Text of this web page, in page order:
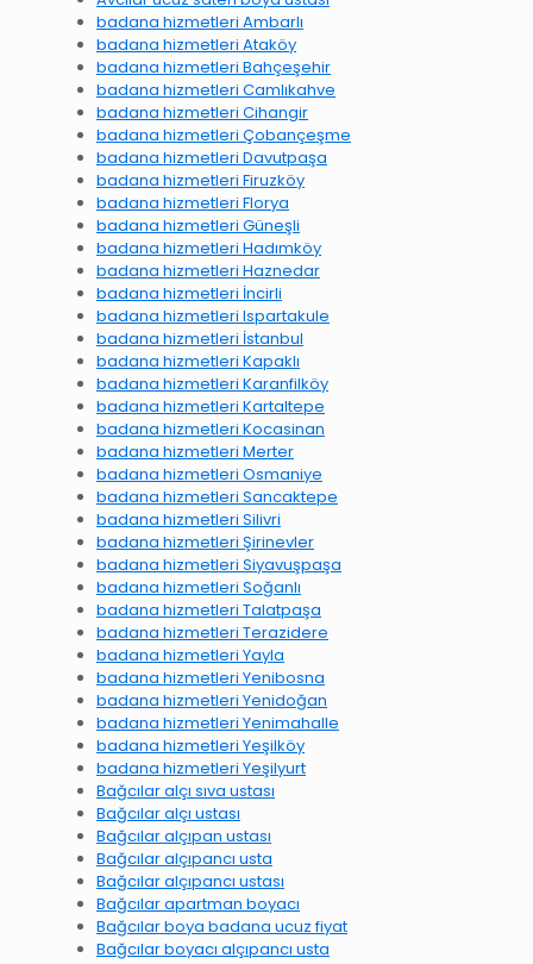
badana hizmetleri Ambarlı
badana hizmetleri Ataköy
badana hizmetleri Bahçeşehir
badana hizmetleri Camlıkahve
badana hizmetleri Cihangir
badana hizmetleri Çobançeşme
badana hizmetleri Davutpaşa
badana hizmetleri Firuzköy
badana hizmetleri Florya
badana hizmetleri Güneşli
badana hizmetleri Hadımköy
badana hizmetleri Haznedar
badana hizmetleri İncirli
badana hizmetleri Ispartakule
badana hizmetleri İstanbul
badana hizmetleri Kapaklı
badana hizmetleri Karanfilköy
badana hizmetleri Kartaltepe
badana hizmetleri Kocasinan
badana hizmetleri Merter
badana hizmetleri Osmaniye
badana hizmetleri Sancaktepe
badana hizmetleri Silivri
badana hizmetleri Şirinevler
badana hizmetleri Siyavuşpaşa
badana hizmetleri Soğanlı
badana hizmetleri Talatpaşa
badana hizmetleri Terazidere
badana hizmetleri Yayla
badana hizmetleri Yenibosna
badana hizmetleri Yenidoğan
badana hizmetleri Yenimahalle
badana hizmetleri Yeşilköy
badana hizmetleri Yeşilyurt
Bağcılar alçı sıva ustası
Bağcılar alçı ustası
Bağcılar alçıpan ustası
Bağcılar alçıpancı usta
Bağcılar alçıpancı ustası
Bağcılar apartman boyacı
Bağcılar boya badana ucuz fiyat
Bağcılar boyacı alçıpancı usta